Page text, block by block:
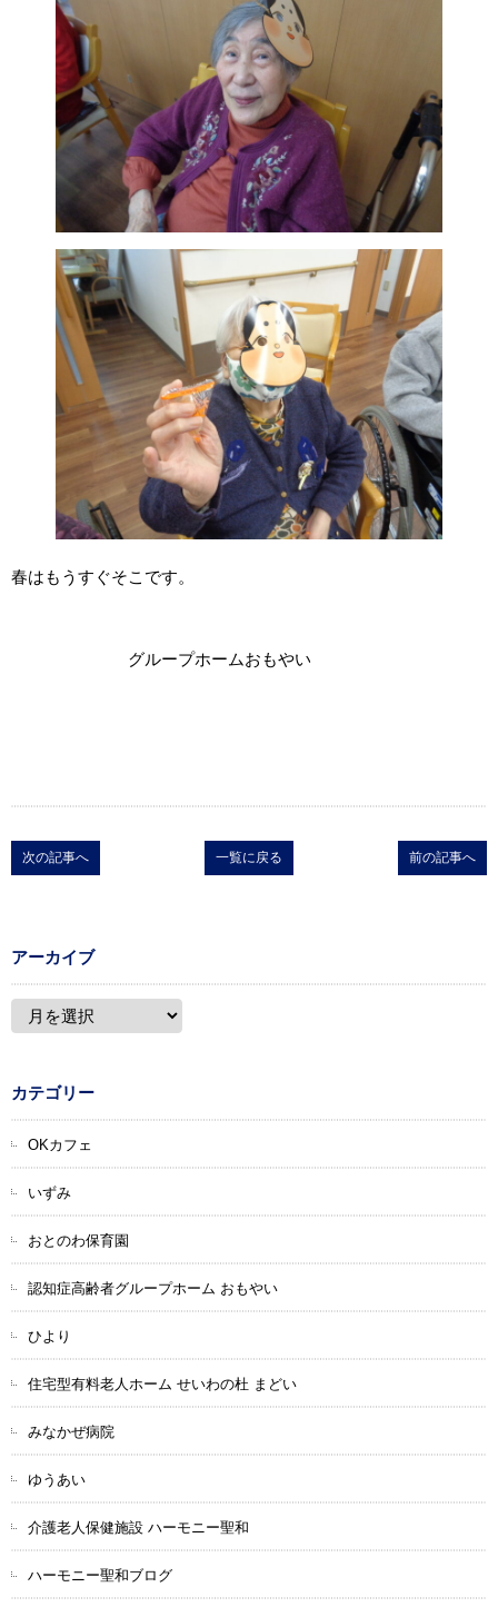
春はもうすぐそこです。
グループホームおもやい
次の記事へ 一覧に戻る 前の記事へ
アーカイブ
カテゴリー
OKカフェ
いずみ
おとのわ保育園
認知症高齢者グループホーム おもやい
ひより
住宅型有料老人ホーム せいわの杜 まどい
みなかぜ病院
ゆうあい
介護老人保健施設 ハーモニー聖和
ハーモニー聖和ブログ